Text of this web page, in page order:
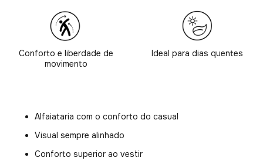
Conforto e liberdade de
movimento
Ideal para dias quentes
Alfaiataria com o conforto do casual
Visual sempre alinhado
Conforto superior ao vestir